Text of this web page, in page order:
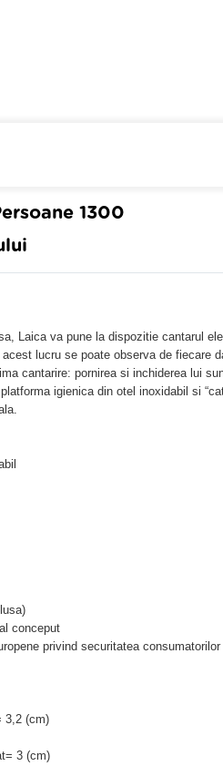
1300
Laica va pune la dispozitie cantarul
lucru se poate observa de fiecare
cantarire: pornirea si inchiderea lui
igienica din otel inoxidabil si
conceput
privind securitatea consumatorilor
3,2 (cm)
3 (cm)